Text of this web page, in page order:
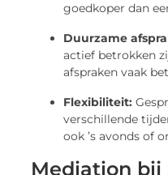
goedkoper dan
Duurzame
actief betrokken
afspraken vaak
Flexibiliteit:
verschillende
ook ’s avonds of
Mediation bij